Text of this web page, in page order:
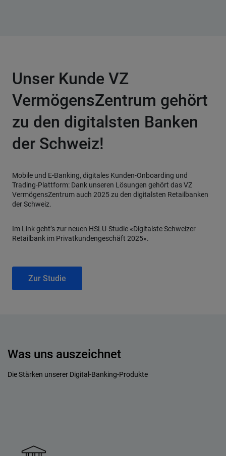
Unser Kunde VZ
VermögensZentrum gehört
zu den digitalsten Banken
der Schweiz!
Mobile und E-Banking, digitales Kunden-Onboarding und
Trading-Plattform: Dank unseren Lösungen gehört das VZ
VermögensZentrum auch 2025 zu den digitalsten Retailbanken
der Schweiz.
Im Link geht’s zur neuen HSLU-Studie «Digitalste Schweizer
Retailbank im Privatkundengeschäft 2025».
Zur Studie
Was uns auszeichnet
Die Stärken unserer Digital-Banking-Produkte